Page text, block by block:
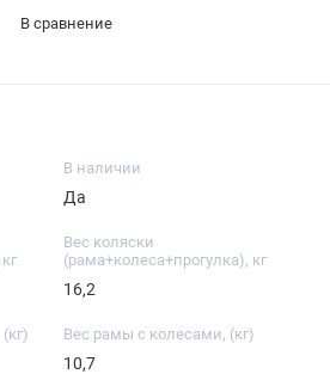
В сравнение
В наличии
Да
Вес коляски
(рама+колеса+прогулка), кг
16,2
Вес рамы с колесами, (кг)
10,7